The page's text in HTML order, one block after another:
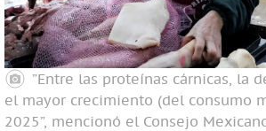
”Entre las proteínas cárnicas, la
el mayor crecimiento (del consumo
2025”, mencionó el Consejo